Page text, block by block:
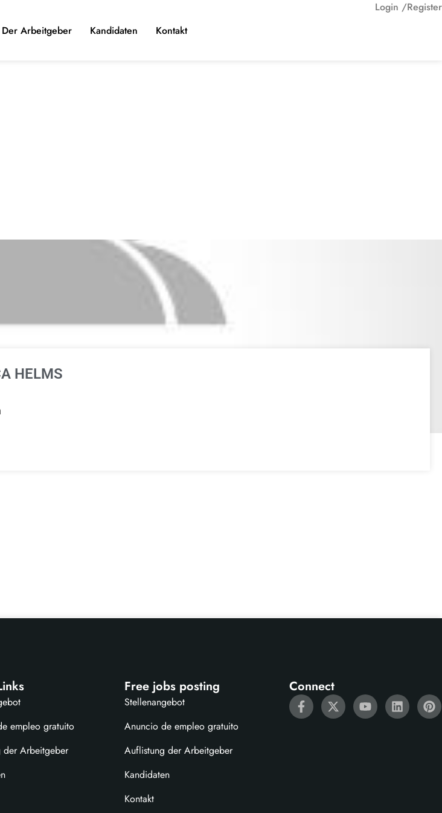
Arbeitgeber Kandidaten Kontakt
Login /Register
HELMS
empleo gratuito
der Arbeitgeber
Free jobs posting
Stellenangebot
Anuncio de empleo gratuito
Auflistung der Arbeitgeber
Kandidaten
Kontakt
Connect